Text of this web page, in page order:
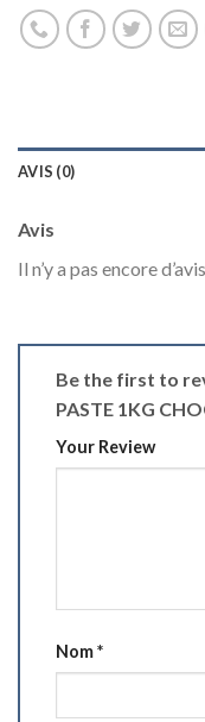
AVIS (0)
Avis
Il n’y a pas encore
Be the first to
PASTE 1KG
Your Review
Nom*